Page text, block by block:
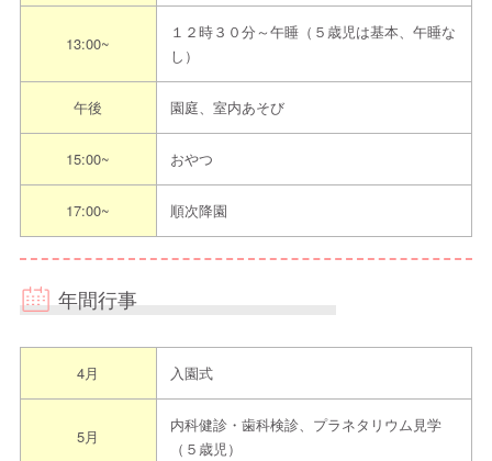
その他
※ご連絡の際は「えんみっけ！を見た」とお
伝えください
担当者からのメッセ
ージ
お気軽にお問い合わせください。
見学までの流れ
〈見学予約の際は”えんみっけ！を見た”とお伝えください〉
①希望日程を本園指定申込方法にてご連絡ください
③約束のお時間に園へお越しください
13:00~
１２時３０分～午睡（５歳児は基本、午睡な
し）
午後 園庭、室内あそび
15:00~ おやつ
17:00~ 順次降園
年間行事
4月 入園式
5月
内科健診・歯科検診、プラネタリウム見学
（５歳児）